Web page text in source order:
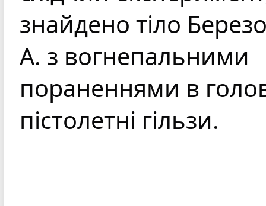
знайдено тіло
А. з вогнепальними
пораненнями в
пістолетні гільзи.